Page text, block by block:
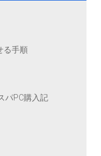
る手順
パPC購入記